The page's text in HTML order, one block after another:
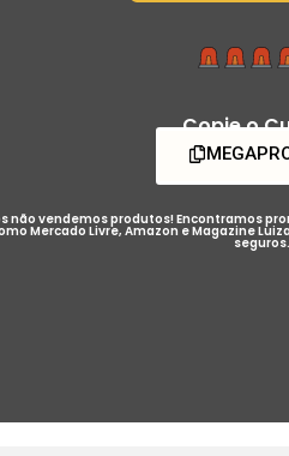
Copie o
não vendemos produtos! Encontramos
Mercado Livre, Amazon e Magazine
seguros.